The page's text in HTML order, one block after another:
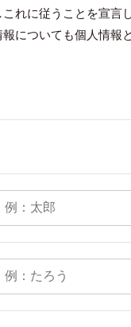
れに従うことを宣言し
についても個人情報